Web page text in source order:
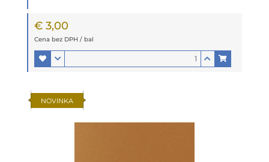
€ 3,00
Cena bez DPH / bal
NOVINKA